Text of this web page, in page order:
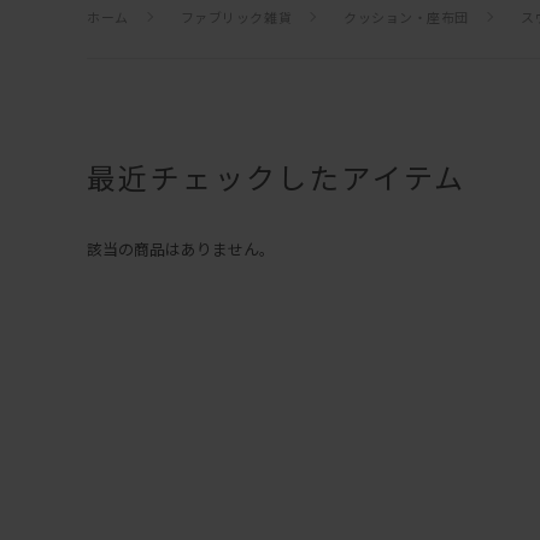
ホーム ファブリック雑貨 クッション・座布団
最近チェックしたアイテム
該当の商品はありません。